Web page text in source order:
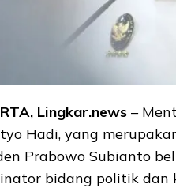
Lingkar.news –
Hadi, yang
Prabowo Subianto
bidang politik dan